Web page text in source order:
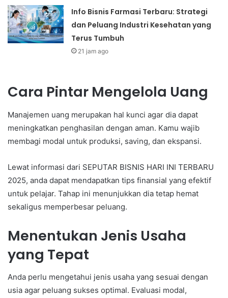
Info Bisnis Farmasi Terbaru: Strategi
dan Peluang Industri Kesehatan yang
Terus Tumbuh
21 jam ago
Cara Pintar Mengelola Uang
Manajemen uang merupakan hal kunci agar dia dapat
meningkatkan penghasilan dengan aman. Kamu wajib
membagi modal untuk produksi, saving, dan ekspansi.
Lewat informasi dari SEPUTAR BISNIS HARI INI TERBARU
2025, anda dapat mendapatkan tips finansial yang efektif
untuk pelajar. Tahap ini menunjukkan dia tetap hemat
sekaligus memperbesar peluang.
Menentukan Jenis Usaha
yang Tepat
Anda perlu mengetahui jenis usaha yang sesuai dengan
usia agar peluang sukses optimal. Evaluasi modal,